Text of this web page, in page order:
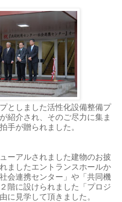
としました活性化設備整備プ
紹介され、そのご尽力に集ま
手が贈られました。
ーアルされました建物のお披
ましたエントランスホールか
会連携センター」や「共同機
階に設けられました「プロジ
に見学して頂きました。